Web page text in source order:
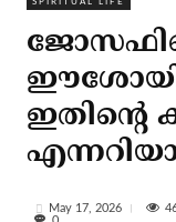
SPIRITUAL LIFE
ഇതിന്റെ
May 17, 2026